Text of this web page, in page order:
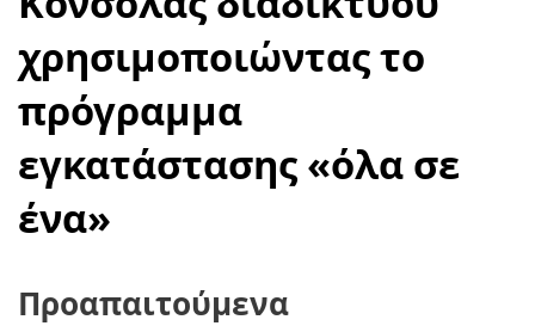
χρησιμοποιώντας το
πρόγραμμα
εγκατάστασης «όλα σε
ένα»
Προαπαιτούμενα